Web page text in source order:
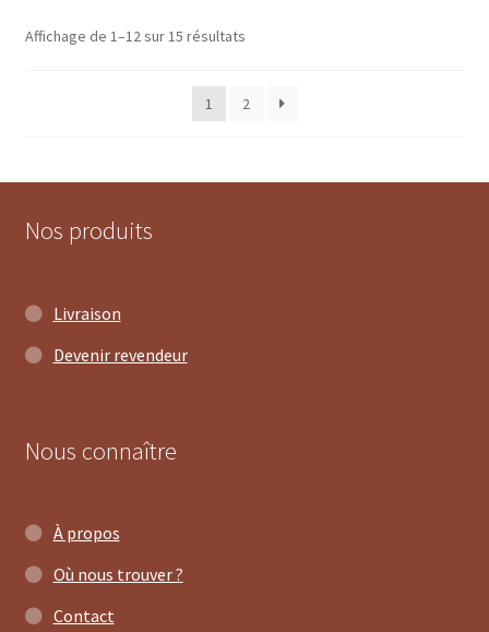
Affichage de 1–12 sur 15 résultatsTrié
récent
ancien
1 2
Nos produits
Livraison
Devenir revendeur
Nous connaître
À propos
Où nous trouver ?
Contact